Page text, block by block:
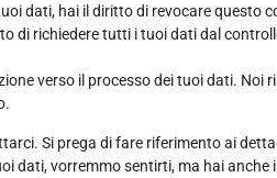
dati, hai il diritto di revocare questo
di richiedere tutti i tuoi dati dal
verso il processo dei tuoi dati. Noi
Si prega di fare riferimento ai
dati, vorremmo sentirti, ma hai